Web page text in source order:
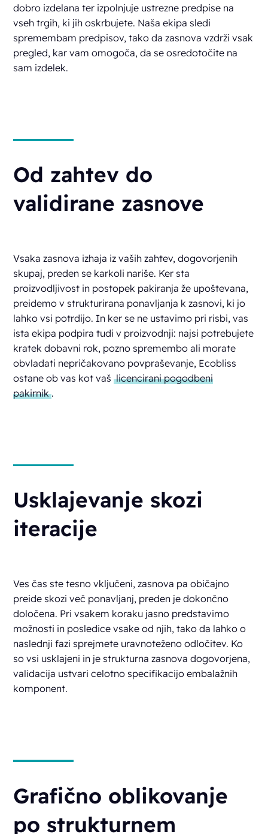
dobro izdelana ter izpolnjuje ustrezne predpise na
vseh trgih, ki jih oskrbujete. Naša ekipa sledi
spremembam predpisov, tako da zasnova vzdrži vsak
pregled, kar vam omogoča, da se osredotočite na
sam izdelek.
Od zahtev do
validirane zasnove
Vsaka zasnova izhaja iz vaših zahtev, dogovorjenih
skupaj, preden se karkoli nariše. Ker sta
proizvodljivost in postopek pakiranja že upoštevana,
preidemo v strukturirana ponavljanja k zasnovi, ki jo
lahko vsi potrdijo. In ker se ne ustavimo pri risbi, vas
ista ekipa podpira tudi v proizvodnji: najsi potrebujete
kratek dobavni rok, pozno spremembo ali morate
obvladati nepričakovano povpraševanje, Ecobliss
ostane ob vas kot vaš licencirani pogodbeni
pakirnik .
Usklajevanje skozi
iteracije
Ves čas ste tesno vključeni, zasnova pa običajno
preide skozi več ponavljanj, preden je dokončno
določena. Pri vsakem koraku jasno predstavimo
možnosti in posledice vsake od njih, tako da lahko o
naslednji fazi sprejmete uravnoteženo odločitev. Ko
so vsi usklajeni in je strukturna zasnova dogovorjena,
validacija ustvari celotno specifikacijo embalažnih
komponent.
Grafično oblikovanje
po strukturnem